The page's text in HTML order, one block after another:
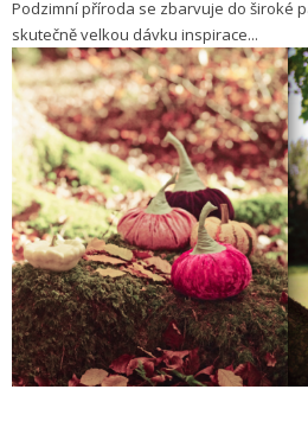
Podzimní příroda se zbarvuje do široké
skutečně velkou dávku inspirace...